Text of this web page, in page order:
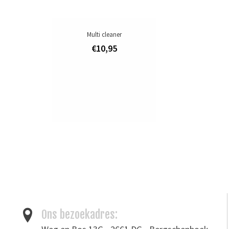
Multi cleaner
€10,95
Ons bezoekadres: